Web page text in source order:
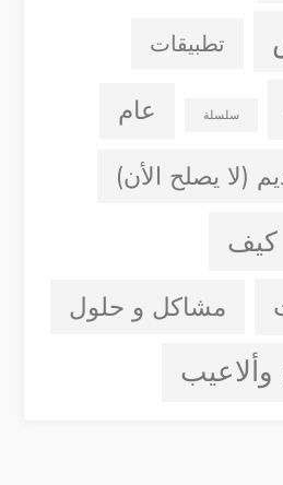
تطبيقات
سلسلة عام
(لا يصلح الأن)
كيف
مشاكل و حلول